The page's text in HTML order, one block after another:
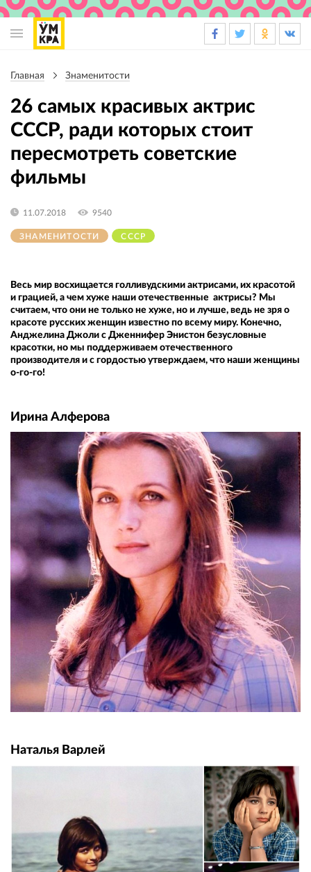
навигация
навигации
Главная Знаменитости
26 самых красивых актрис
СССР, ради которых стоит
пересмотреть советские
фильмы
ЗНАМЕНИТОСТИ СССР
11.07.2018 9540
Весь мир восхищается голливудскими актрисами, их красотой
и грацией, а чем хуже наши отечественные актрисы? Мы
считаем, что они не только не хуже, но и лучше, ведь не зря о
красоте русских женщин известно по всему миру. Конечно,
Анджелина Джоли с Дженнифер Энистон безусловные
красотки, но мы поддерживаем отечественного
производителя и с гордостью утверждаем, что наши женщины
о-го-го!
Ирина Алферова
Наталья Варлей